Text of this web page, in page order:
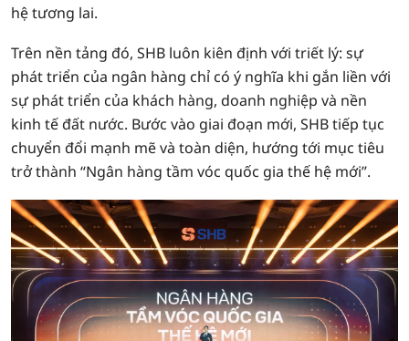
hệ tương lai.
Trên nền tảng đó, SHB luôn kiên định với triết lý: sự
phát triển của ngân hàng chỉ có ý nghĩa khi gắn liền với
sự phát triển của khách hàng, doanh nghiệp và nền
kinh tế đất nước. Bước vào giai đoạn mới, SHB tiếp tục
chuyển đổi mạnh mẽ và toàn diện, hướng tới mục tiêu
trở thành “Ngân hàng tầm vóc quốc gia thế hệ mới”.